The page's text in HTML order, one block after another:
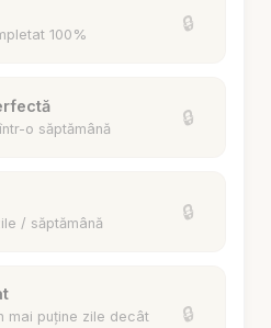
100%
🔒
o săptămână
🔒
/ săptămână
🔒
mai puține zile decât
🔒